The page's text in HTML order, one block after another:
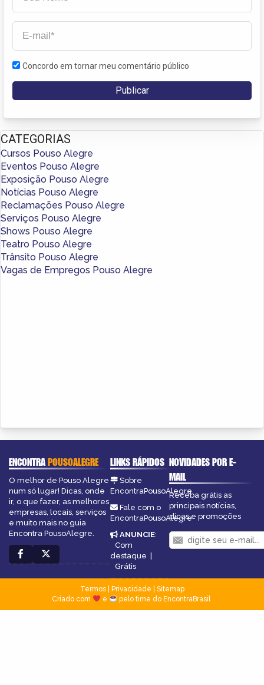
Concordo em tornar meu comentário público
CATEGORIAS
Cursos Pouso Alegre
Eventos Pouso Alegre
Exposição Pouso Alegre
Notícias Pouso Alegre
Reclamações Pouso Alegre
Serviços Pouso Alegre
Shows Pouso Alegre
Teatro Pouso Alegre
Trânsito Pouso Alegre
Vagas de Empregos Pouso Alegre
ENCONTRAPOUSOALEGRE
O melhor de Pouso Alegre
num só lugar! Dicas, onde
ir, o que fazer, as melhores
empresas, locais, serviços
e muito mais no guia
Encontra PousoAlegre.
LINKS RÁPIDOS
Sobre
EncontraPousoAlegre
Fale com o
EncontraPousoAlegre
ANUNCIE:
Com
destaque
Grátis
NOVIDADES POR E-
MAIL
Receba grátis as
principais notícias,
dicas e promoções
Termos| Privacidade
Sitemap
Criado com
e pelo time do EncontraBrasil